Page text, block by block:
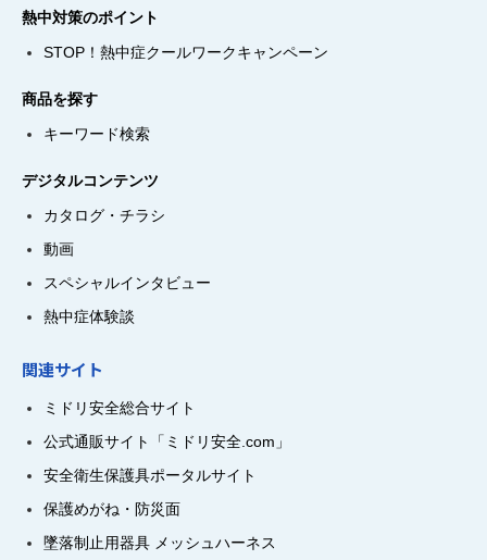
熱中対策のポイント
STOP！熱中症クールワークキャンペーン
商品を探す
キーワード検索
デジタルコンテンツ
カタログ・チラシ
動画
スペシャルインタビュー
熱中症体験談
関連サイト
ミドリ安全総合サイト
公式通販サイト「ミドリ安全.com」
安全衛生保護具ポータルサイト
保護めがね・防災面
墜落制止用器具 メッシュハーネス